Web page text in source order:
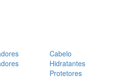
Cabelo
Hidratantes
Protetores